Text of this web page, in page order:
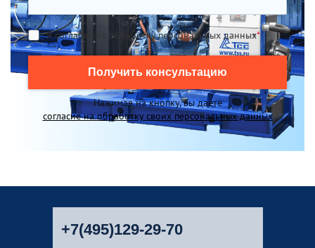
Я согласен на обработку персональных данных*
Получить консультацию
Нажимая на кнопку, вы даете
согласие на обработку своих персональных данных
+7(495)129-29-70